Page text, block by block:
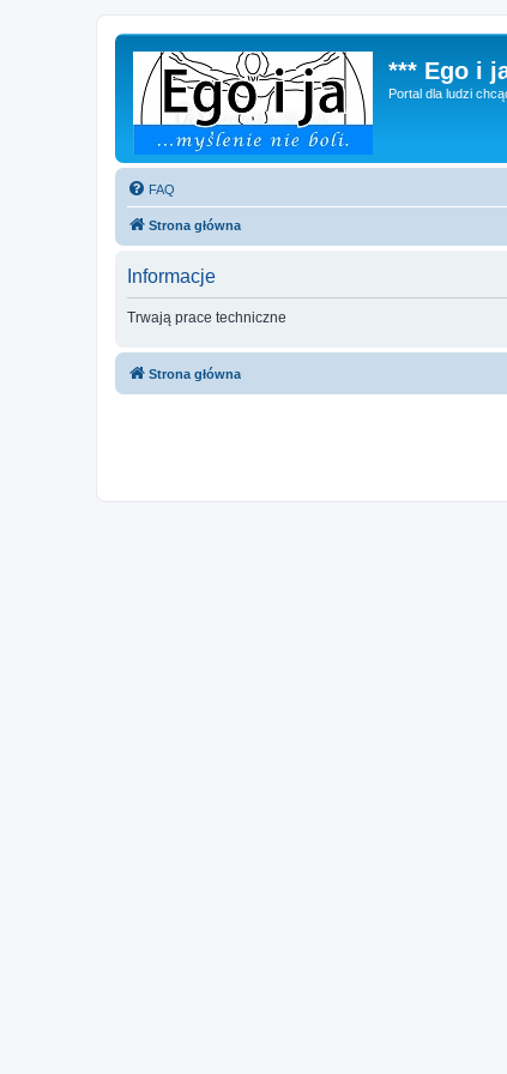
*** Ego i
Portal dla ludzi
FAQ
Strona główna
Informacje
Trwają prace techniczne
Strona główna